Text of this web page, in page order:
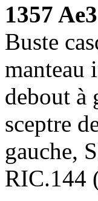
1357
Buste
manteau
debout à
sceptre
gauche,
RIC.144